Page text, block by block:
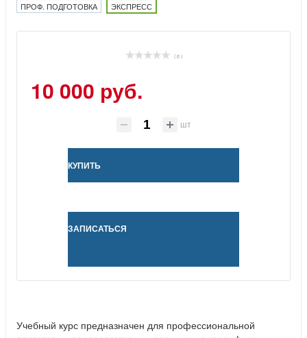
ПРОФ. ПОДГОТОВКА
ЭКСПРЕСС
( 0 )
10 000 руб.
шт
КУПИТЬ
ЗАПИСАТЬСЯ
Учебный курс предназначен для профессиональной